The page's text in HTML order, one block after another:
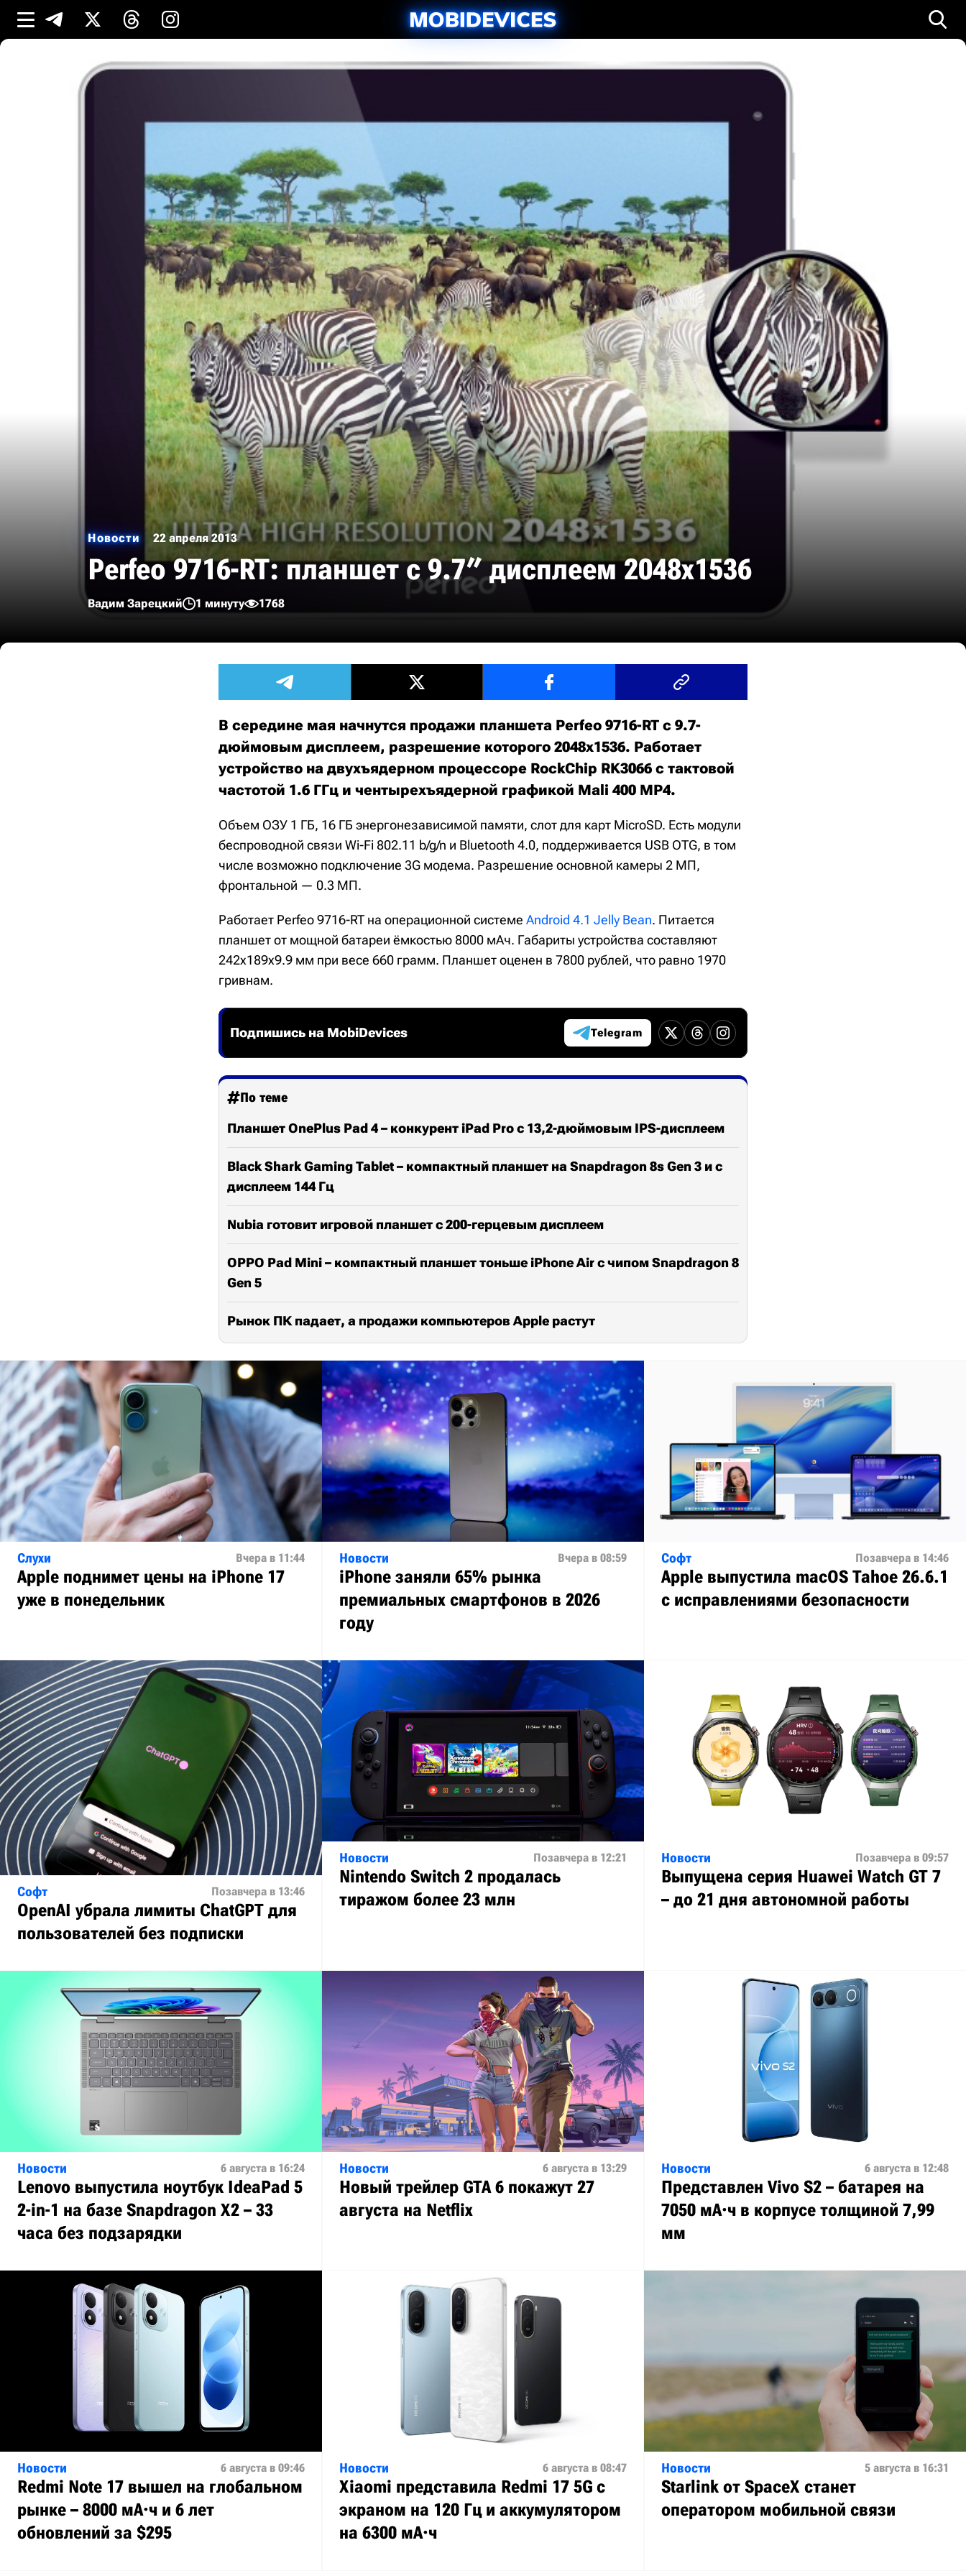
Новости 22 апреля 2013
Perfeo 9716-RT: планшет с 9.7″ дисплеем 2048х1536
Вадим Зарецкий 1 минуту 1768
В середине мая начнутся продажи планшета Perfeo 9716-RT с 9.7-
дюймовым дисплеем, разрешение которого 2048х1536. Работает
устройство на двухъядерном процессоре RockChip RK3066 с тактовой
частотой 1.6 ГГц и чентырехъядерной графикой Mali 400 MP4.
Объем ОЗУ 1 ГБ, 16 ГБ энергонезависимой памяти, слот для карт MicroSD. Есть модули
беспроводной связи Wi-Fi 802.11 b/g/n и Bluetooth 4.0, поддерживается USB OTG, в том
числе возможно подключение 3G модема. Разрешение основной камеры 2 МП,
фронтальной — 0.3 МП.
Работает Perfeo 9716-RT на операционной системе Android 4.1 Jelly Bean. Питается
планшет от мощной батареи ёмкостью 8000 мАч. Габариты устройства составляют
242х189х9.9 мм при весе 660 грамм. Планшет оценен в 7800 рублей, что равно 1970
гривнам.
Подпишись на MobiDevices Telegram
По теме
Планшет OnePlus Pad 4 – конкурент iPad Pro с 13,2-дюймовым IPS-дисплеем
Black Shark Gaming Tablet – компактный планшет на Snapdragon 8s Gen 3 и с
дисплеем 144 Гц
Nubia готовит игровой планшет с 200-герцевым дисплеем
OPPO Pad Mini – компактный планшет тоньше iPhone Air с чипом Snapdragon 8
Gen 5
Рынок ПК падает, а продажи компьютеров Apple растут
Слухи Вчера в 11:44
Apple поднимет цены на iPhone 17
уже в понедельник
Новости Вчера в 08:59
iPhone заняли 65% рынка
премиальных смартфонов в 2026
году
Софт Позавчера в 14:46
Apple выпустила macOS Tahoe 26.6.1
с исправлениями безопасности
Софт Позавчера в 13:46
OpenAI убрала лимиты ChatGPT для
пользователей без подписки
Новости Позавчера в 12:21
Nintendo Switch 2 продалась
тиражом более 23 млн
Новости Позавчера в 09:57
Выпущена серия Huawei Watch GT 7
– до 21 дня автономной работы
Новости 6 августа в 16:24
Lenovo выпустила ноутбук IdeaPad 5
2-in-1 на базе Snapdragon X2 – 33
часа без подзарядки
Новости 6 августа в 13:29
Новый трейлер GTA 6 покажут 27
августа на Netflix
Новости 6 августа в 12:48
Представлен Vivo S2 – батарея на
7050 мА·ч в корпусе толщиной 7,99
мм
Новости 6 августа в 09:46
Redmi Note 17 вышел на глобальном
рынке – 8000 мА·ч и 6 лет
обновлений за $295
Новости 6 августа в 08:47
Xiaomi представила Redmi 17 5G с
экраном на 120 Гц и аккумулятором
на 6300 мА·ч
Новости 5 августа в 16:31
Starlink от SpaceX станет
оператором мобильной связи